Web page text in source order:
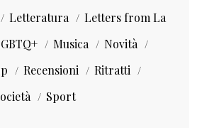
Letteratura
Letters from La
Musica
Novità
Recensioni
Ritratti
Sport